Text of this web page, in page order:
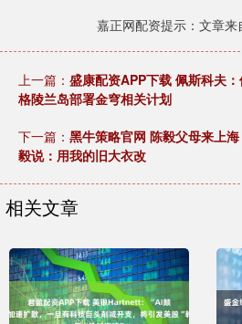
嘉正网配资提示：文章来
上一篇： 盛康配资APP下载 佩斯科夫
格陵兰岛部署金穹相关计划
下一篇： 黑牛策略官网 陈毅父母来上
毅说：用我的旧大衣改
相关文章